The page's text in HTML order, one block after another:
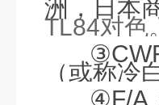
洲，日本
TL84对色
③
（或称冷
④F/A